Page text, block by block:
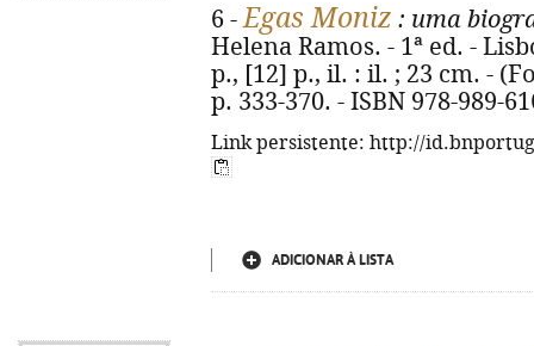
6 -Egas Moniz : uma
Helena Ramos. - 1ª ed. -
p., [12] p., il. : il. ; 23 cm. -
p. 333-370. - ISBN 978-989-
Link persistente: http://
ADICIONAR À LISTA